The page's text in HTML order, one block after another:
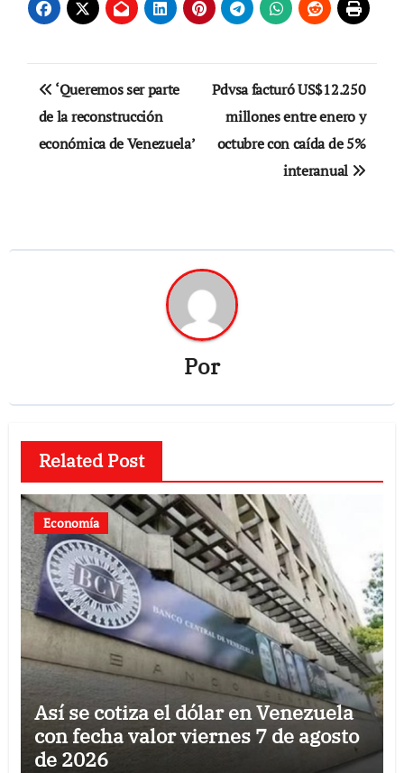
Navegación
de
entradas
‘Queremos ser parte
de la reconstrucción
económica de Venezuela’
Pdvsa facturó US$12.250
millones entre enero y
octubre con caída de 5%
interanual
Por
Related Post
Economía
Así se cotiza el dólar en Venezuela
con fecha valor viernes 7 de agosto
de 2026